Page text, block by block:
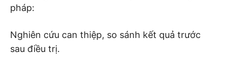
pháp:
Nghiên cứu can thiệp, so sánh kết quả trước
sau điều trị.